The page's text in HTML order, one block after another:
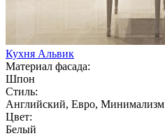
Кухня Альвик
Материал фасада:
Шпон
Стиль:
Английский, Евро, Минимализм
Цвет:
Белый